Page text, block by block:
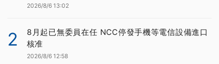
2026/8/6 13:02
2
8月起已無委員在任 NCC停發手機等電信設備進口
核准
2026/8/6 12:58